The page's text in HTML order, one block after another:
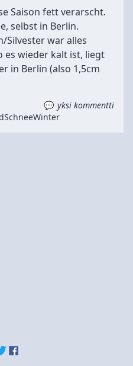
Saison fett verarscht.
selbst in Berlin.
Silvester war alles
es wieder kalt ist, liegt
in Berlin (also 1,5cm
yksi kommentti
SchneeWinter